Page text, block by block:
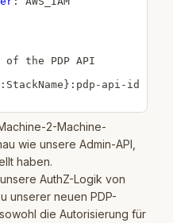
of the PDP API
: StackName} : pdp - api - id
2-Machine-
wie unsere Admin-API,
haben.
AuthZ-Logik von
unserer neuen PDP-
die Autorisierung für